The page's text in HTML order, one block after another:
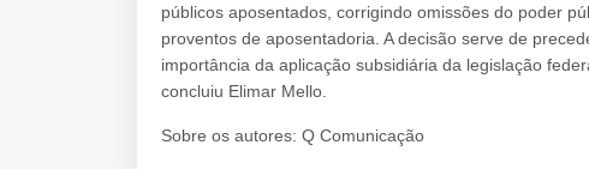
públicos aposentados, corrigindo omissões do poder
proventos de aposentadoria. A decisão serve de
importância da aplicação subsidiária da legislação
concluiu Elimar Mello.
Sobre os autores: Q Comunicação